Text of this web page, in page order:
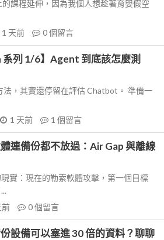
課程延伸，因為我個人想趁著育嬰假空
1 天前 0個留言
系列 1/6】Agent 到底該怎麼測
，其實還停留在評估 Chatbot。 準備一
1 天前 1 個留言
連備份都不放過：Air Gap 與離線
實：現在的勒索軟體攻擊，第一個目標
前 0個留言
設備可以塞進 30 倍的資料？聊聊